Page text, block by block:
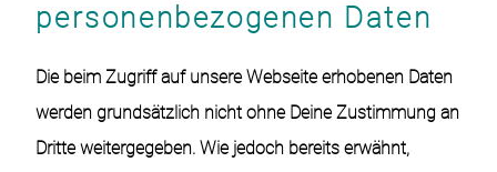
personenbezogenen Daten
Die beim Zugriff auf unsere Webseite erhobenen Daten
werden grundsätzlich nicht ohne Deine Zustimmung an
Dritte weitergegeben. Wie jedoch bereits erwähnt,